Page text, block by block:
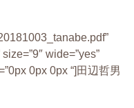
wide=”yes”
0px 0px “]田辺哲男